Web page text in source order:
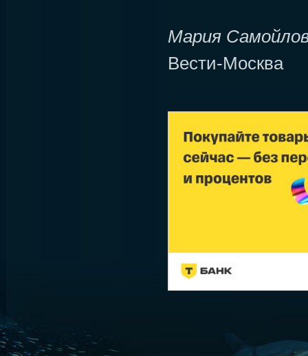
Мария
Вести-Москва